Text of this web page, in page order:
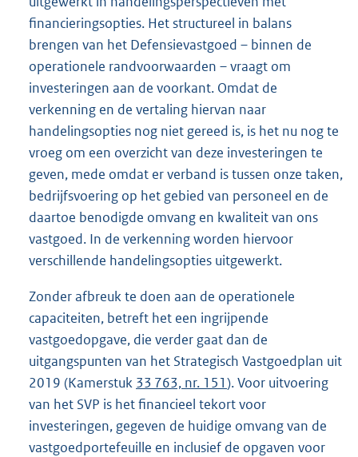
financieringsopties. Het structureel in balans
brengen van het Defensievastgoed – binnen de
operationele randvoorwaarden – vraagt om
investeringen aan de voorkant. Omdat de
verkenning en de vertaling hiervan naar
handelingsopties nog niet gereed is, is het nu nog te
vroeg om een overzicht van deze investeringen te
geven, mede omdat er verband is tussen onze taken,
bedrijfsvoering op het gebied van personeel en de
daartoe benodigde omvang en kwaliteit van ons
vastgoed. In de verkenning worden hiervoor
verschillende handelingsopties uitgewerkt.
Zonder afbreuk te doen aan de operationele
capaciteiten, betreft het een ingrijpende
vastgoedopgave, die verder gaat dan de
uitgangspunten van het Strategisch Vastgoedplan uit
2019 (Kamerstuk 33 763, nr. 151). Voor uitvoering
van het SVP is het financieel tekort voor
investeringen, gegeven de huidige omvang van de
vastgoedportefeuille en inclusief de opgaven voor